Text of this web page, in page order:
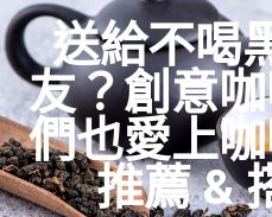
送給不喝
友？創意
們也愛上
推薦 &